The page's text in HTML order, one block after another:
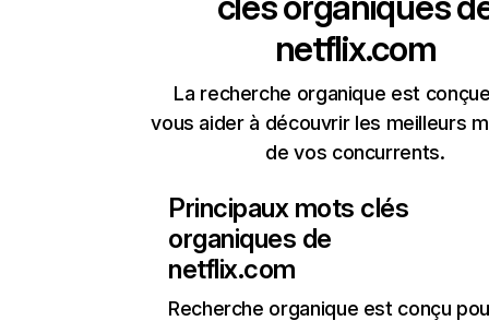
netflix.com
La recherche organique est
vous aider à découvrir les meilleurs
de vos concurrents.
Principaux mots clés
organiques de
netflix.com
Recherche organique est conçu